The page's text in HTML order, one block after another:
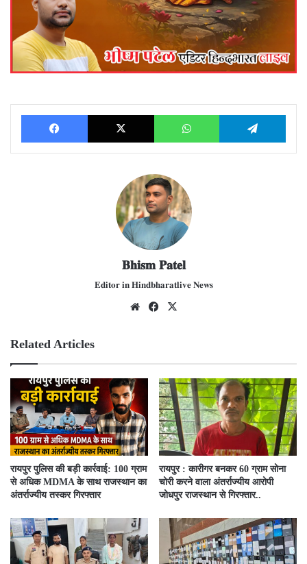
Facebook X WhatsApp
𝐁𝐡𝐢𝐬𝐦 𝐏𝐚𝐭𝐞𝐥
𝐄𝐝𝐢𝐭𝐨𝐫 𝐢𝐧 𝐇𝐢𝐧𝐝𝐛𝐡𝐚𝐫𝐚𝐭𝐥𝐢𝐯𝐞 𝐍𝐞𝐰𝐬
We
Fac
Related Articles
रायपुर पुलिस की बड़ी कार्रवाई: 100 ग्राम
से अधिक MDMA के साथ राजस्थान का
अंतर्राज्यीय तस्कर गिरफ्तार
रायपुर : कारीगर बनकर 60 ग्राम सोना
चोरी करने वाला अंतर्राज्यीय आरोपी
जोधपुर राजस्थान से गिरफ्तार..